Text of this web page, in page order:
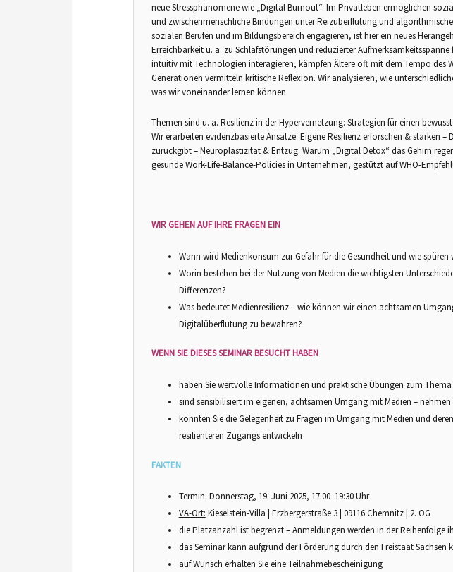
neue Stressphänomene wie „Digital Burnout“. Im Privatleben ermöglichen
und zwischenmenschliche Bindungen unter Reizüberflutung und
sozialen Berufen und im Bildungsbereich engagieren, ist hier ein neues
Erreichbarkeit u. a. zu Schlafstörungen und reduzierter
intuitiv mit Technologien interagieren, kämpfen Ältere oft mit dem Tempo des
Generationen vermitteln kritische Reflexion. Wir analysieren, wie
was wir voneinander lernen können.
Themen sind u. a. Resilienz in der Hypervernetzung: Strategien für einen
Wir erarbeiten evidenzbasierte Ansätze: Eigene Resilienz erforschen & stärken
zurückgibt – Neuroplastizität & Entzug: Warum „Digital Detox“ das Gehirn
gesunde Work-Life-Balance-Policies in Unternehmen, gestützt auf WHO-
WIR GEHEN AUF IHRE FRAGEN EIN
Wann wird Medienkonsum zur Gefahr für die Gesundheit und wie spüren
Worin bestehen bei der Nutzung von Medien die wichtigsten
Differenzen?
Was bedeutet Medienresilienz – wie können wir einen achtsamen
Digitalüberflutung zu bewahren?
WENN SIE DIESES SEMINAR BESUCHT HABEN
haben Sie wertvolle Informationen und praktische Übungen zum
sind sensibilisiert im eigenen, achtsamen Umgang mit Medien –
konnten Sie die Gelegenheit zu Fragen im Umgang mit Medien und
resilienteren Zugangs entwickeln
FAKTEN
Termin: Donnerstag, 19. Juni 2025, 17:00–19:30 Uhr
VA-Ort: Kieselstein-Villa | Erzbergerstraße 3 | 09116 Chemnitz | 2. OG
die Platzanzahl ist begrenzt – Anmeldungen werden in der Reihenfolge
das Seminar kann aufgrund der Förderung durch den Freistaat Sachsen
auf Wunsch erhalten Sie eine Teilnahmebescheinigung